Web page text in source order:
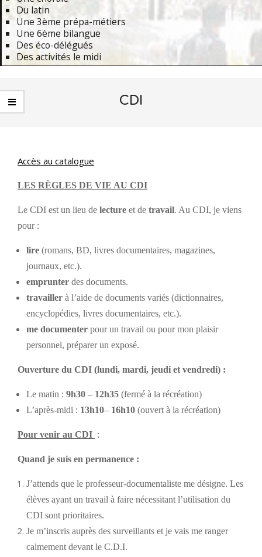
Du latin
Une 3ème prépa-métiers
Une 6ème bilangue
Des éco-délégués
Des activités le midi
Navigation
Menu
CDI
Accès au catalogue
LES RÈGLES DE VIE AU CDI
Le CDI est un lieu de lecture et de travail. Au CDI, je viens
pour :
lire (romans, BD, livres documentaires, magazines,
journaux, etc.).
emprunter des documents.
travailler à l’aide de documents variés (dictionnaires,
encyclopédies, livres documentaires, etc.).
me documenter pour un travail ou pour mon plaisir
personnel, préparer un exposé.
Ouverture du CDI (lundi, mardi, jeudi et vendredi) :
Le matin : 9h30 – 12h35 (fermé à la récréation)
L’après-midi : 13h10– 16h10 (ouvert à la récréation)
Pour venir au CDI :
Quand je suis en permanence :
J’attends que le professeur-documentaliste me désigne. Les
élèves ayant un travail à faire nécessitant l’utilisation du
CDI sont prioritaires.
Je m’inscris auprès des surveillants et je vais me ranger
calmement devant le C.D.I.